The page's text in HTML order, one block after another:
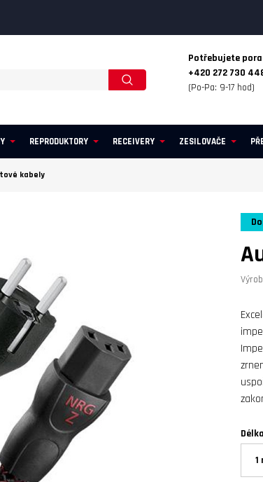
Potřebujete
+420 272 730
(Po-Pa: 9-17 hod)
REPRODUKTORY RECEIVERY ZESILOVAČE
kabely
1